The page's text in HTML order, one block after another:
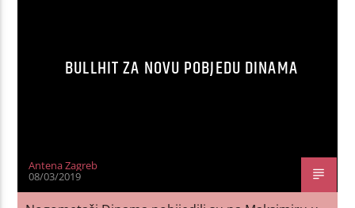
BULLHIT ZA NOVU POBJEDU DINAMA
Antena Zagreb
08/03/2019